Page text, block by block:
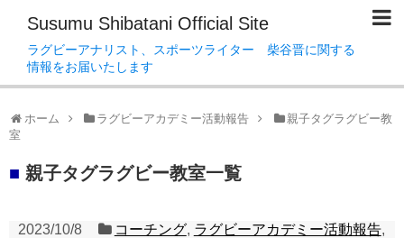
Susumu Shibatani Official Site
ラグビーアナリスト、スポーツライター 柴谷晋に関する
情報をお届いたします
ホーム ラグビーアカデミー活動報告
親子タグラグビー教
室
■ 親子タグラグビー教室一覧
2023/10/8 コーチング, ラグビーアカデミー活動報告,